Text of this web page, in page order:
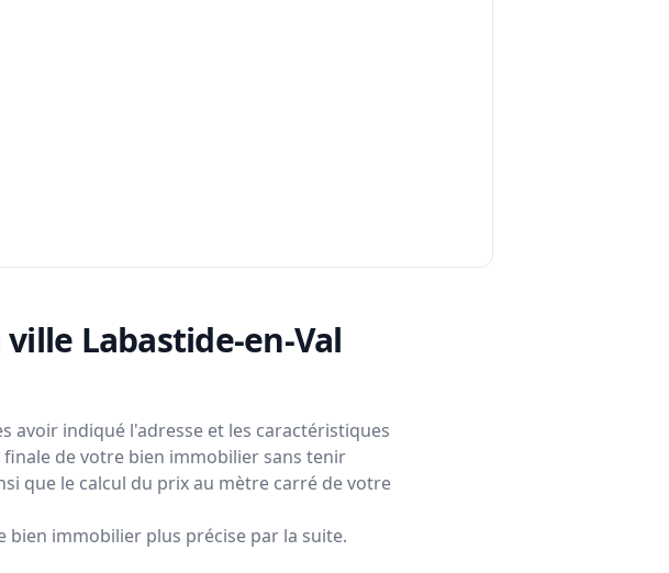
Labastide-en-Val
indiqué l'adresse et les caractéristiques
de votre bien immobilier sans tenir
que le calcul du prix au mètre carré de votre
bien immobilier plus précise par la suite.